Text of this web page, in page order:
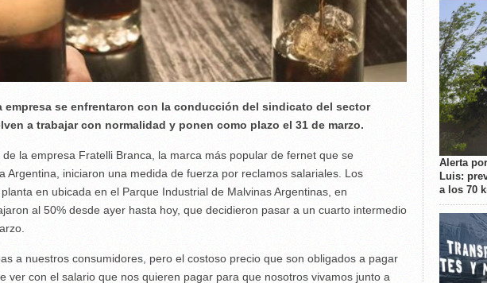
empresa se enfrentaron con la conducción del sindicato del sector
a trabajar con normalidad y ponen como plazo el 31 de marzo.
la empresa Fratelli Branca, la marca más popular de fernet que se
Argentina, iniciaron una medida de fuerza por reclamos salariales. Los
en ubicada en el Parque Industrial de Malvinas Argentinas, en
al 50% desde ayer hasta hoy, que decidieron pasar a un cuarto intermedio
a nuestros consumidores, pero el costoso precio que son obligados a pagar
ver con el salario que nos quieren pagar para que nosotros vivamos junto a
Alerta
Luis:
a los 70